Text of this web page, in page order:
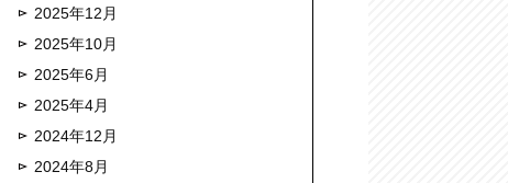
2025年12月
2025年10月
2025年6月
2025年4月
2024年12月
2024年8月